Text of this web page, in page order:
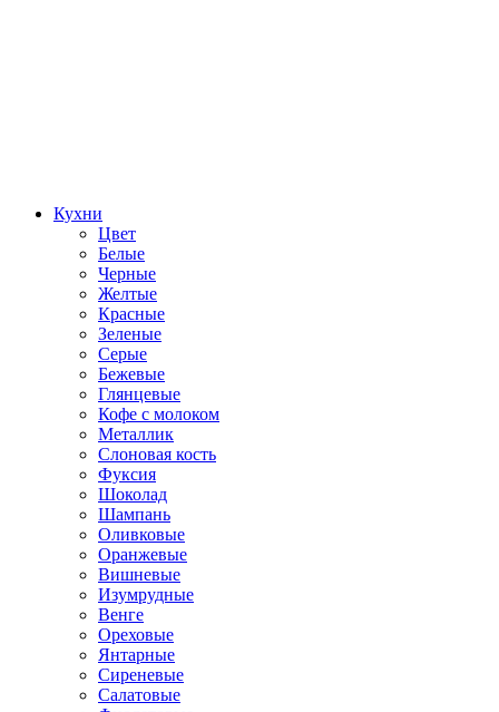
Кухни
Цвет
Белые
Черные
Желтые
Красные
Зеленые
Серые
Бежевые
Глянцевые
Кофе с молоком
Металлик
Слоновая кость
Фуксия
Шоколад
Шампань
Оливковые
Оранжевые
Вишневые
Изумрудные
Венге
Ореховые
Янтарные
Сиреневые
Салатовые